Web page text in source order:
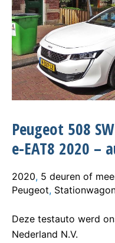
Peugeot 508
e-EAT8 2020 –
2020, 5 deuren of
Peugeot,
Deze testauto werd
Nederland N.V.